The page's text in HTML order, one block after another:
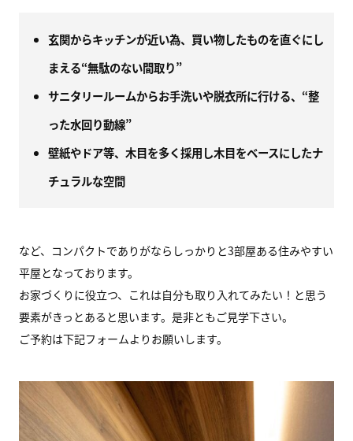
玄関からキッチンが近い為、買い物したものを直ぐにし
まえる“無駄のない間取り”
サニタリールームからお手洗いや脱衣所に行ける、“整
った水回り動線”
壁紙やドア等、木目を多く採用し木目をベースにしたナ
チュラルな空間
など、コンパクトでありがならしっかりと3部屋ある住みやすい
平屋となっております。
お家づくりに役立つ、これは自分も取り入れてみたい！と思う
要素がきっとあると思います。是非ともご見学下さい。
ご予約は下記フォームよりお願いします。